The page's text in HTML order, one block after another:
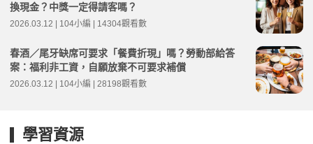
換現金？中獎一定得請客嗎？
2026.03.12 | 104小編 | 14304觀看數
春酒／尾牙缺席可要求「餐費折現」嗎？勞動部給答
案：福利非工資，自願放棄不可要求補償
2026.03.12 | 104小編 | 28198觀看數
學習資源